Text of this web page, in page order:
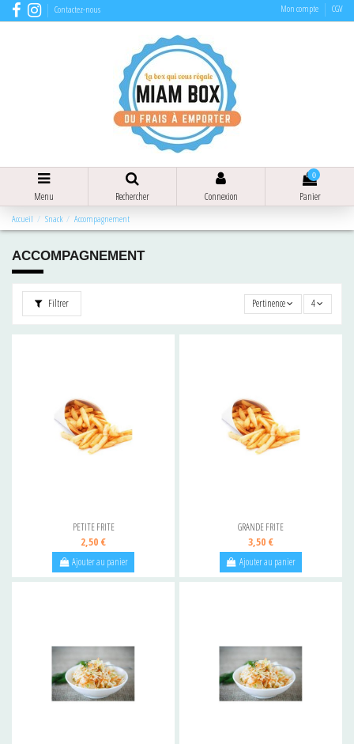
Contactez-nous Mon compte CGV
Menu Rechercher Connexion
0
Panier
Accueil Snack Accompagnement
ACCOMPAGNEMENT
Filtrer Pertinence 4
PETITE FRITE
2,50 €
Ajouter au panier
GRANDE FRITE
3,50 €
Ajouter au panier